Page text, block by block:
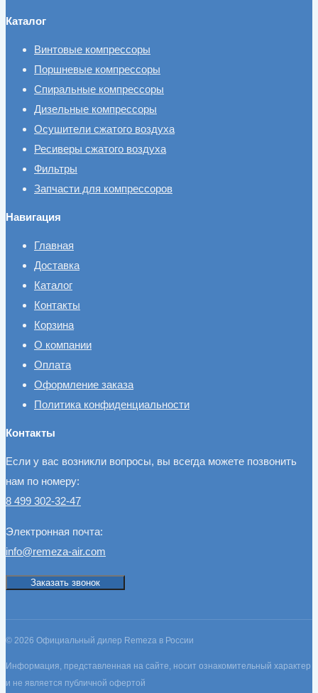
Каталог
Винтовые компрессоры
Поршневые компрессоры
Спиральные компрессоры
Дизельные компрессоры
Осушители сжатого воздуха
Ресиверы сжатого воздуха
Фильтры
Запчасти для компрессоров
Навигация
Главная
Доставка
Каталог
Контакты
Корзина
О компании
Оплата
Оформление заказа
Политика конфиденциальности
Контакты
Если у вас возникли вопросы, вы всегда можете позвонить
нам по номеру:
8 499 302-32-47
Электронная почта:
info@remeza-air.com
Заказать звонок
© 2026 Официальный дилер Remeza в России
Информация, представленная на сайте, носит ознакомительный характер
и не является публичной офертой